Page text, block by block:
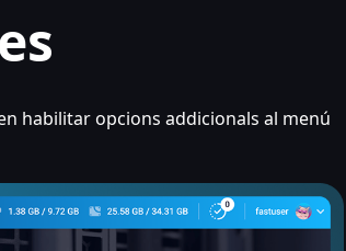
habilitar opcions addicionals al menú